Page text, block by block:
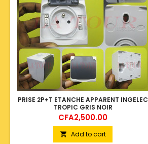
PRISE 2P+T ETANCHE APPARENT INGELEC
TROPIC GRIS NOIR
Price
CFA2,500.00
 Add to cart